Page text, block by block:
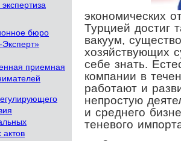
бюро
приемная
актов
экономических
Турцией достиг
вакуум,
хозяйствующих
себе знать.
компании в
работают и
непростую
и среднего
теневого